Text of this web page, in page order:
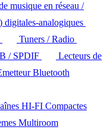
musique en réseau /
analogiques
Tuners / Radio
/ SPDIF
Lecteurs de
Bluetooth
HI-FI Compactes
Multiroom